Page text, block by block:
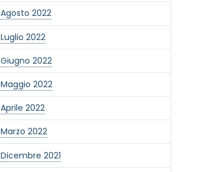
Agosto 2022
Luglio 2022
Giugno 2022
Maggio 2022
Aprile 2022
Marzo 2022
Dicembre 2021